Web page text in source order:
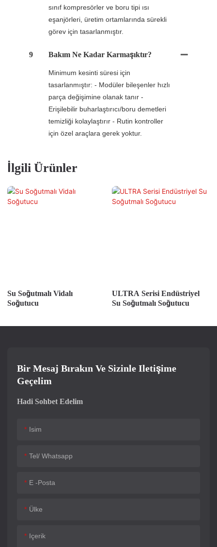
sınıf kompresörler ve boru tipi ısı
eşanjörleri, üretim ortamlarında sürekli
görev için tasarlanmıştır.
9 Bakım Ne Kadar Karmaşıktır?
Minimum kesinti süresi için
tasarlanmıştır: - Modüler bileşenler hızlı
parça değişimine olanak tanır -
Erişilebilir buharlaştırıcı/boru demetleri
temizliği kolaylaştırır - Rutin kontroller
için özel araçlara gerek yoktur.
İlgili Ürünler
Su Soğutmalı Vidalı
Soğutucu
ULTRA Serisi Endüstriyel
Su Soğutmalı Soğutucu
Bir Mesaj Bırakın Ve Sizinle Iletişime
Geçelim
Hadi Sohbet Edelim
Isim
Tel/ Whatsapp
E -posta
Ülke
Içerik